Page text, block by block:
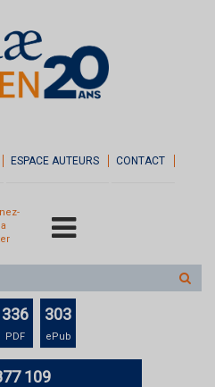
ESPACE AUTEURS CONTACT
sur
le
336
PDF
303
ePub
109